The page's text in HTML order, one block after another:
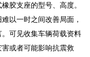
胶支座的型号、高度。
以一时之间改善局面，
可见收集车辆荷载资料
或者可能影响抗震救